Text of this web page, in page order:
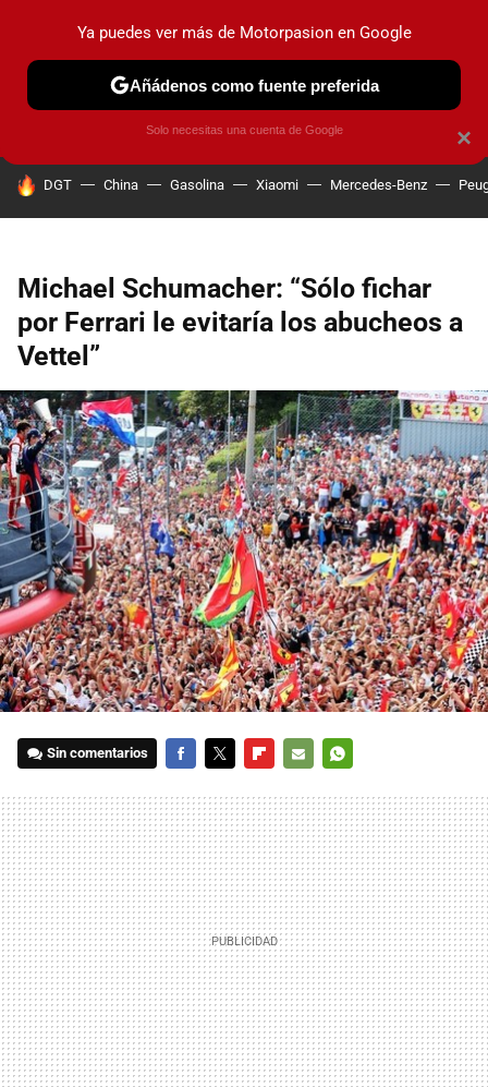
PRUEBAS COCHES ELÉCTRICOS OBSERVATORIO
HOY SE HABLA DE
DGT China Gasolina Xiaomi Mercedes-Benz
Michael Schumacher: “Sólo fichar
por Ferrari le evitaría los abucheos a
Vettel”
Sin comentarios
MAIL
×
Ya puedes ver más de Motorpasion en Google
Añádenos como fuente preferida
Solo necesitas una cuenta de Google